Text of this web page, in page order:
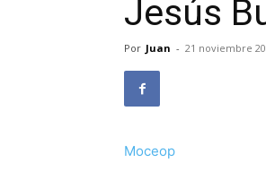
Jesús
Por Juan - 21 noviembre
Moceop